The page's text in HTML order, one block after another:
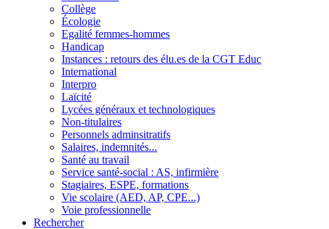
Collège
Écologie
Egalité femmes-hommes
Handicap
Instances : retours des élu.es de la CGT Educ
International
Interpro
Laïcité
Lycées généraux et technologiques
Non-titulaires
Personnels adminsitratifs
Salaires, indemnités...
Santé au travail
Service santé-social : AS, infirmière
Stagiaires, ESPE, formations
Vie scolaire (AED, AP, CPE...)
Voie professionnelle
Rechercher